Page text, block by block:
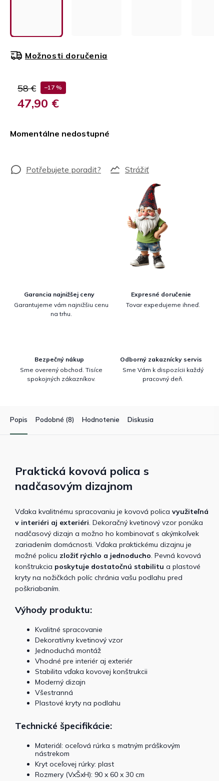
58 € –17 %
47,90 €
Momentálne nedostupné
Možnosti doručenia
Strážiť
Garancia najnižšej ceny
Garantujeme vám najnižšiu cenu
na trhu.
Expresné doručenie
Tovar expedujeme ihneď.
Bezpečný nákup
Sme overený obchod. Tisíce
spokojných zákazníkov.
Odborný zakaznícky servis
Sme Vám k dispozícii každý
pracovný deň.
Popis Podobné (8) Hodnotenie Diskusia
Praktická kovová polica s
nadčasovým dizajnom
Vďaka kvalitnému spracovaniu je kovová polica využiteľná
v interiéri aj exteriéri . Dekoračný kvetinový vzor ponúka
nadčasový dizajn a možno ho kombinovať s akýmkoľvek
zariadením domácnosti. Vďaka praktickému dizajnu je
možné policu zložiť rýchlo a jednoducho . Pevná kovová
konštrukcia poskytuje dostatočnú stabilitu a plastové
kryty na nožičkách políc chránia vašu podlahu pred
poškriabaním.
Výhody produktu:
Kvalitné spracovanie
Dekoratívny kvetinový vzor
Jednoduchá montáž
Vhodné pre interiér aj exteriér
Stabilita vďaka kovovej konštrukcii
Moderný dizajn
Všestranná
Plastové kryty na podlahu
Technické špecifikácie:
Materiál: oceľová rúrka s matným práškovým
nástrekom
Kryt oceľovej rúrky: plast
Rozmery (VxŠxH): 90 x 60 x 30 cm